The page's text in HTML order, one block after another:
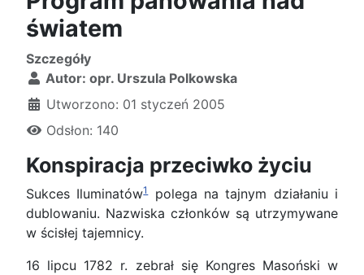
światem
Szczegóły
Autor: opr. Urszula Polkowska
Utworzono: 01 styczeń 2005
Odsłon: 140
Konspiracja przeciwko życiu
Sukces Iluminatów1polega na tajnym działaniu i
dublowaniu. Nazwiska członków są utrzymywane
w ścisłej tajemnicy.
16 lipcu 1782 r. zebrał się Kongres Masoński w